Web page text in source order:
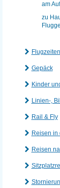
am
zu
Flugzeiten
Gepäck
Kinder
Linien-,
Rail & Fly
Reisen in
Reisen